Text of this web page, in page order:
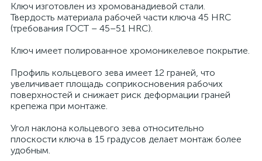
Ключ изготовлен из хромованадиевой стали.
Твердость материала рабочей части ключа 45 HRC
(требования ГОСТ – 45–51 HRC).
Ключ имеет полированное хромоникелевое покрытие.
Профиль кольцевого зева имеет 12 граней, что
увеличивает площадь соприкосновения рабочих
поверхностей и снижает риск деформации граней
крепежа при монтаже.
Угол наклона кольцевого зева относительно
плоскости ключа в 15 градусов делает монтаж более
удобным.